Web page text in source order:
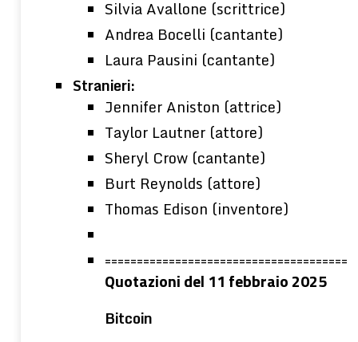
Silvia Avallone (scrittrice)
Andrea Bocelli (cantante)
Laura Pausini (cantante)
Stranieri:
Jennifer Aniston (attrice)
Taylor Lautner (attore)
Sheryl Crow (cantante)
Burt Reynolds (attore)
Thomas Edison (inventore)
======================================
Quotazioni del 11 febbraio 2025
Bitcoin